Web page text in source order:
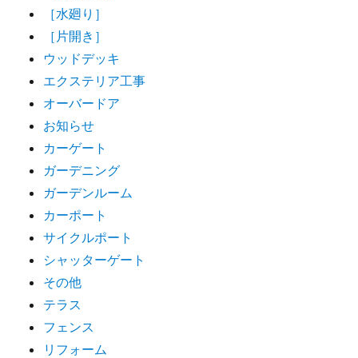
［水廻り］
［片開き］
ウッドデッキ
エクステリア工事
オーバードア
お知らせ
カーゲート
ガーデニング
ガーデンルーム
カーポート
サイクルポート
シャッターゲート
その他
テラス
フェンス
リフォーム